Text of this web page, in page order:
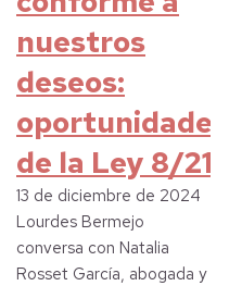
nuestros
deseos:
oportunidades
de la Ley 8/21
13 de diciembre de 2024
Lourdes Bermejo
conversa con Natalia
Rosset García, abogada y